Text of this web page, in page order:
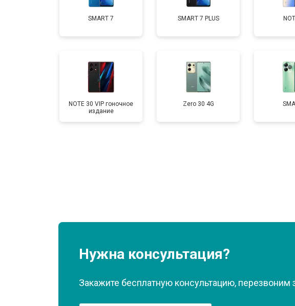
Ремонт цепи питания
SMART 7 SMART 7 PLUS
NOTE 30 VIP гоночное
издание
Zero 30 4G
Нужна консультация?
Закажите бесплатную консультацию, перезвоним